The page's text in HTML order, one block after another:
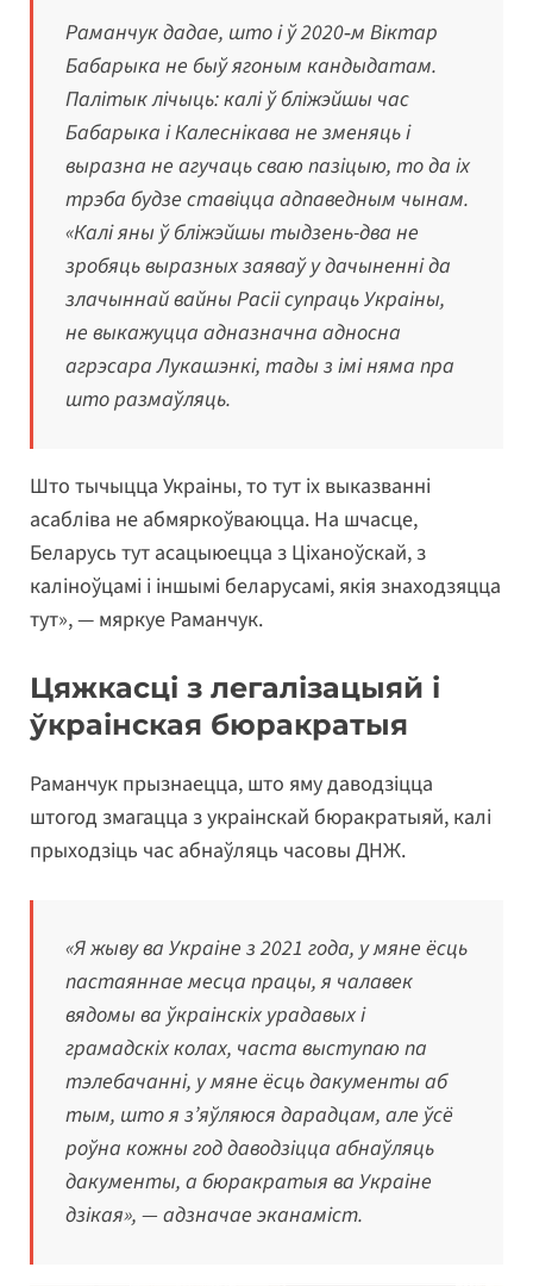
Раманчук дадае, што і ў 2020‑м Віктар
Бабарыка не быў ягоным кандыдатам.
Палітык лічыць: калі ў бліжэйшы час
Бабарыка і Калеснікава не зменяць і
выразна не агучаць сваю пазіцыю, то да іх
трэба будзе ставіцца адпаведным чынам.
«Калі яны ў бліжэйшы тыдзень-два не
зробяць выразных заяваў у дачыненні да
злачыннай вайны Расіі супраць Украіны,
не выкажуцца адназначна адносна
агрэсара Лукашэнкі, тады з імі няма пра
што размаўляць.
Што тычыцца Украіны, то тут іх выказванні
асабліва не абмяркоўваюцца. На шчасце,
Беларусь тут асацыюецца з Ціханоўскай, з
каліноўцамі і іншымі беларусамі, якія знаходзяцца
тут», — мяркуе Раманчук.
Цяжкасці з легалізацыяй і
ўкраінская бюракратыя
Раманчук прызнаецца, што яму даводзіцца
штогод змагацца з украінскай бюракратыяй, калі
прыходзіць час абнаўляць часовы ДНЖ.
«Я жыву ва Украіне з 2021 года, у мяне ёсць
пастаяннае месца працы, я чалавек
вядомы ва ўкраінскіх урадавых і
грамадскіх колах, часта выступаю па
тэлебачанні, у мяне ёсць дакументы аб
тым, што я з’яўляюся дарадцам, але ўсё
роўна кожны год даводзіцца абнаўляць
дакументы, а бюракратыя ва Украіне
дзікая», — адзначае эканаміст.